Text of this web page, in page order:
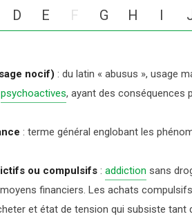
D E F G H I
nocif) : du latin « abusus », usage
psychoactives, ayant des conséquences
: terme général englobant les
ou compulsifs : addiction sans
financiers. Les achats
et état de tension qui subsiste tant